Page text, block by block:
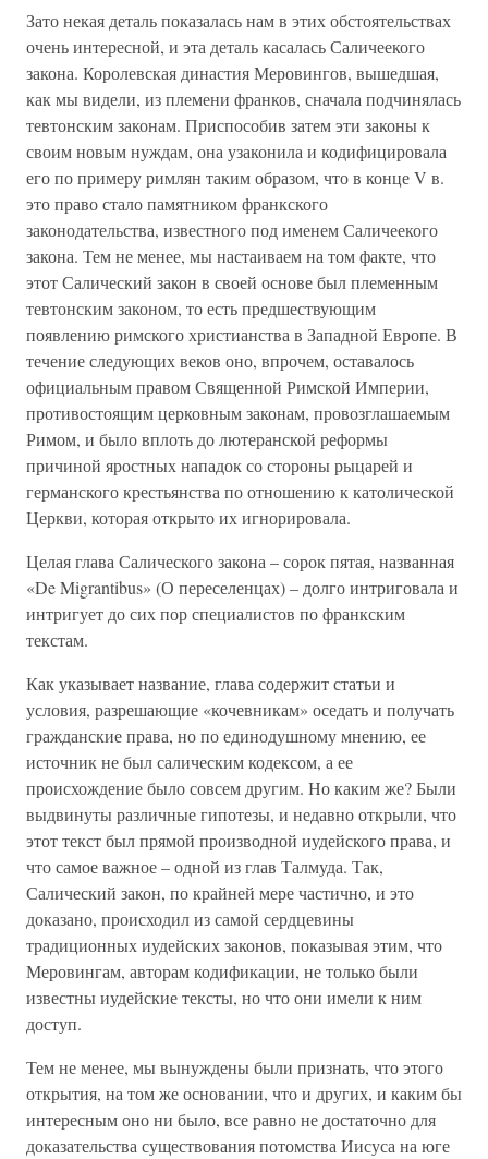
Зато некая деталь показалась нам в этих обстоятельствах
очень интересной, и эта деталь касалась Саличеекого
закона. Королевская династия Меровингов, вышедшая,
как мы видели, из племени франков, сначала подчинялась
тевтонским законам. Приспособив затем эти законы к
своим новым нуждам, она узаконила и кодифицировала
его по примеру римлян таким образом, что в конце V в.
это право стало памятником франкского
законодательства, известного под именем Саличеекого
закона. Тем не менее, мы настаиваем на том факте, что
этот Салический закон в своей основе был племенным
тевтонским законом, то есть предшествующим
появлению римского христианства в Западной Европе. В
течение следующих веков оно, впрочем, оставалось
официальным правом Священной Римской Империи,
противостоящим церковным законам, провозглашаемым
Римом, и было вплоть до лютеранской реформы
причиной яростных нападок со стороны рыцарей и
германского крестьянства по отношению к католической
Церкви, которая открыто их игнорировала.
Целая глава Салического закона – сорок пятая, названная
«De Migrantibus» (О переселенцах) – долго интриговала и
интригует до сих пор специалистов по франкским
текстам.
Как указывает название, глава содержит статьи и
условия, разрешающие «кочевникам» оседать и получать
гражданские права, но по единодушному мнению, ее
источник не был салическим кодексом, а ее
происхождение было совсем другим. Но каким же? Были
выдвинуты различные гипотезы, и недавно открыли, что
этот текст был прямой производной иудейского права, и
что самое важное – одной из глав Талмуда. Так,
Салический закон, по крайней мере частично, и это
доказано, происходил из самой сердцевины
традиционных иудейских законов, показывая этим, что
Меровингам, авторам кодификации, не только были
известны иудейские тексты, но что они имели к ним
доступ.
Тем не менее, мы вынуждены были признать, что этого
открытия, на том же основании, что и других, и каким бы
интересным оно ни было, все равно не достаточно для
доказательства существования потомства Иисуса на юге